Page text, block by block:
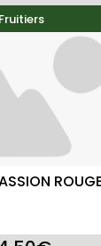
Fruitiers